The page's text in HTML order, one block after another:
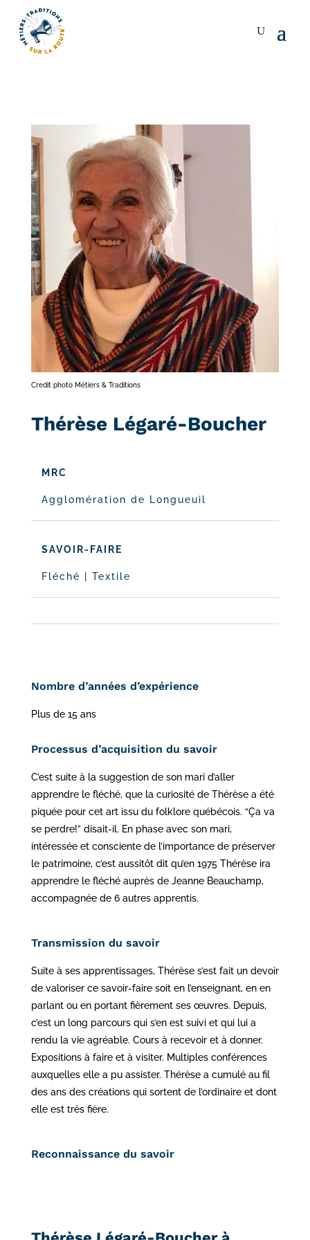
Credit photo Métiers & Traditions
Thérèse Légaré-Boucher
MRC
Agglomération de Longueuil
SAVOIR-FAIRE
Fléché Textile
Nombre d’années d’expérience
Plus de 15 ans
Processus d’acquisition du savoir
C’est suite à la suggestion de son mari d’aller
apprendre le fléché, que la curiosité de Thérèse a été
piquée pour cet art issu du folklore québécois. “Ça va
se perdre!” disait-il. En phase avec son mari,
intéressée et consciente de l’importance de préserver
le patrimoine, c’est aussitôt dit qu’en 1975 Thérèse ira
apprendre le fléché auprès de Jeanne Beauchamp,
accompagnée de 6 autres apprentis.
Transmission du savoir
Suite à ses apprentissages, Thérèse s’est fait un devoir
de valoriser ce savoir-faire soit en l’enseignant, en en
parlant ou en portant fièrement ses œuvres. Depuis,
c’est un long parcours qui s’en est suivi et qui lui a
rendu la vie agréable. Cours à recevoir et à donner.
Expositions à faire et à visiter. Multiples conférences
auxquelles elle a pu assister. Thérèse a cumulé au fil
des ans des créations qui sortent de l’ordinaire et dont
elle est très fière.
Reconnaissance du savoir